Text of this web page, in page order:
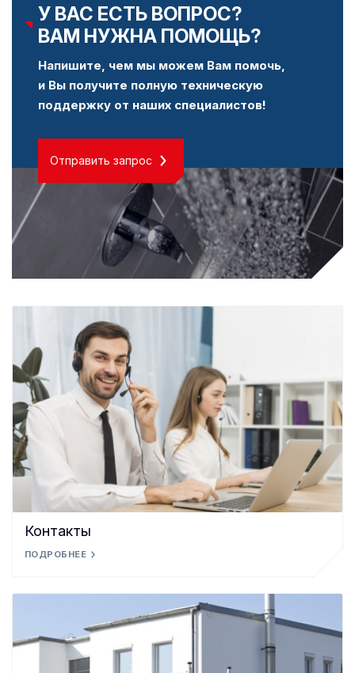
У ВАС ЕСТЬ ВОПРОС?
ВАМ НУЖНА ПОМОЩЬ?
Напишите, чем мы можем Вам помочь,
и Вы получите полную техническую
поддержку от наших специалистов!
Отправить запрос
Контакты
ПОДРОБНЕЕ